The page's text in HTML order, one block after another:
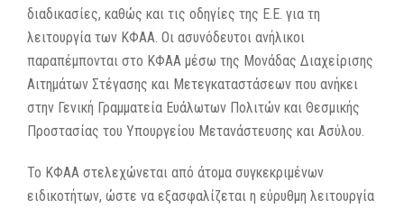
διαδικασίες, καθώς και τις οδηγίες της Ε.Ε. για τη
λειτουργία των ΚΦΑΑ. Οι ασυνόδευτοι ανήλικοι
παραπέμπονται στο ΚΦΑΑ μέσω της Μονάδας Διαχείρισης
Αιτημάτων Στέγασης και Μετεγκαταστάσεων που ανήκει
στην Γενική Γραμματεία Ευάλωτων Πολιτών και Θεσμικής
Προστασίας του Υπουργείου Μετανάστευσης και Ασύλου.
Το ΚΦΑΑ στελεχώνεται από άτομα συγκεκριμένων
ειδικοτήτων, ώστε να εξασφαλίζεται η εύρυθμη λειτουργία